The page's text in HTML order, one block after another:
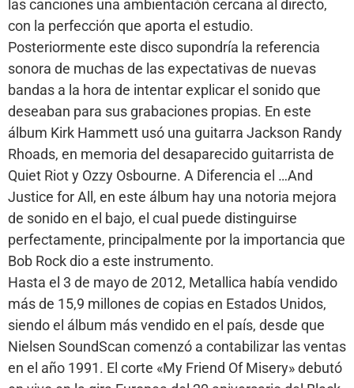
las canciones una ambientación cercana al directo,
con la perfección que aporta el estudio.
Posteriormente este disco supondría la referencia
sonora de muchas de las expectativas de nuevas
bandas a la hora de intentar explicar el sonido que
deseaban para sus grabaciones propias. En este
álbum Kirk Hammett usó una guitarra Jackson Randy
Rhoads, en memoria del desaparecido guitarrista de
Quiet Riot y Ozzy Osbourne. A Diferencia el …And
Justice for All, en este álbum hay una notoria mejora
de sonido en el bajo, el cual puede distinguirse
perfectamente, principalmente por la importancia que
Bob Rock dio a este instrumento.
Hasta el 3 de mayo de 2012, Metallica había vendido
más de 15,9 millones de copias en Estados Unidos,
siendo el álbum más vendido en el país, desde que
Nielsen SoundScan comenzó a contabilizar las ventas
en el año 1991. El corte «My Friend Of Misery» debutó